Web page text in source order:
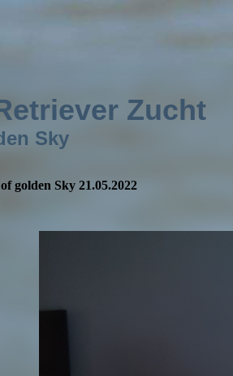
Zucht
Sky
golden Sky 21.05.2022